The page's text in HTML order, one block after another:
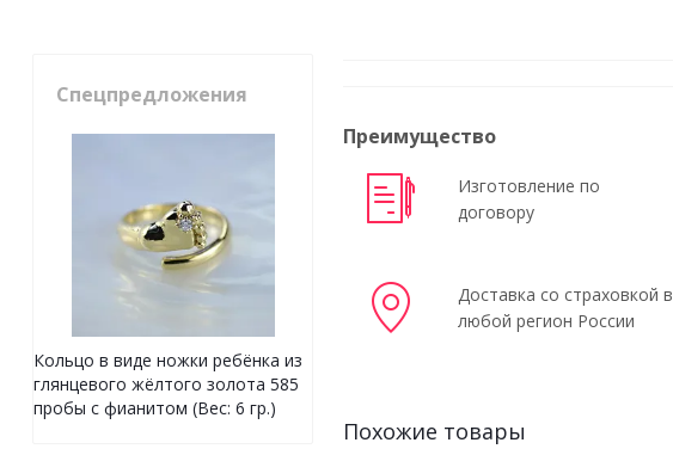
Преимущество
Изготовление по
договору
Доставка со страховкой в
любой регион России
Похожие товары
Спецпредложения
Кольцо в виде ножки ребёнка из
глянцевого жёлтого золота 585
пробы с фианитом (Вес: 6 гр.)